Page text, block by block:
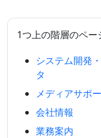
1つ上の階層のペー
システム開発
タ
メディアサポ
会社情報
業務案内